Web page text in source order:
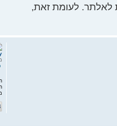
לאלתר. לעומת זאת,